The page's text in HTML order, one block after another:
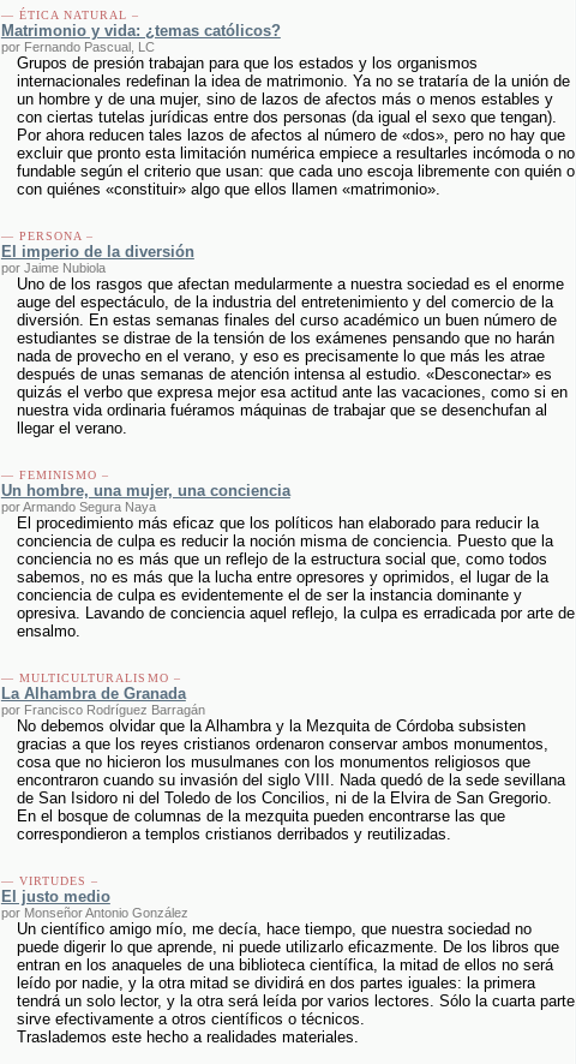
— ÉTICA NATURAL –
Matrimonio y vida: ¿temas católicos?
por Fernando Pascual, LC
Grupos de presión trabajan para que los estados y los organismos
internacionales redefinan la idea de matrimonio. Ya no se trataría de la unión de
un hombre y de una mujer, sino de lazos de afectos más o menos estables y
con ciertas tutelas jurídicas entre dos personas (da igual el sexo que tengan).
Por ahora reducen tales lazos de afectos al número de «dos», pero no hay que
excluir que pronto esta limitación numérica empiece a resultarles incómoda o no
fundable según el criterio que usan: que cada uno escoja libremente con quién o
con quiénes «constituir» algo que ellos llamen «matrimonio».
— PERSONA –
El imperio de la diversión
por Jaime Nubiola
Uno de los rasgos que afectan medularmente a nuestra sociedad es el enorme
auge del espectáculo, de la industria del entretenimiento y del comercio de la
diversión. En estas semanas finales del curso académico un buen número de
estudiantes se distrae de la tensión de los exámenes pensando que no harán
nada de provecho en el verano, y eso es precisamente lo que más les atrae
después de unas semanas de atención intensa al estudio. «Desconectar» es
quizás el verbo que expresa mejor esa actitud ante las vacaciones, como si en
nuestra vida ordinaria fuéramos máquinas de trabajar que se desenchufan al
llegar el verano.
— FEMINISMO –
Un hombre, una mujer, una conciencia
por Armando Segura Naya
El procedimiento más eficaz que los políticos han elaborado para reducir la
conciencia de culpa es reducir la noción misma de conciencia. Puesto que la
conciencia no es más que un reflejo de la estructura social que, como todos
sabemos, no es más que la lucha entre opresores y oprimidos, el lugar de la
conciencia de culpa es evidentemente el de ser la instancia dominante y
opresiva. Lavando de conciencia aquel reflejo, la culpa es erradicada por arte de
ensalmo.
— MULTICULTURALISMO –
La Alhambra de Granada
por Francisco Rodríguez Barragán
No debemos olvidar que la Alhambra y la Mezquita de Córdoba subsisten
gracias a que los reyes cristianos ordenaron conservar ambos monumentos,
cosa que no hicieron los musulmanes con los monumentos religiosos que
encontraron cuando su invasión del siglo VIII. Nada quedó de la sede sevillana
de San Isidoro ni del Toledo de los Concilios, ni de la Elvira de San Gregorio.
En el bosque de columnas de la mezquita pueden encontrarse las que
correspondieron a templos cristianos derribados y reutilizadas.
— VIRTUDES –
El justo medio
por Monseñor Antonio González
Un científico amigo mío, me decía, hace tiempo, que nuestra sociedad no
puede digerir lo que aprende, ni puede utilizarlo eficazmente. De los libros que
entran en los anaqueles de una biblioteca científica, la mitad de ellos no será
leído por nadie, y la otra mitad se dividirá en dos partes iguales: la primera
tendrá un solo lector, y la otra será leída por varios lectores. Sólo la cuarta parte
sirve efectivamente a otros científicos o técnicos.
Traslademos este hecho a realidades materiales.